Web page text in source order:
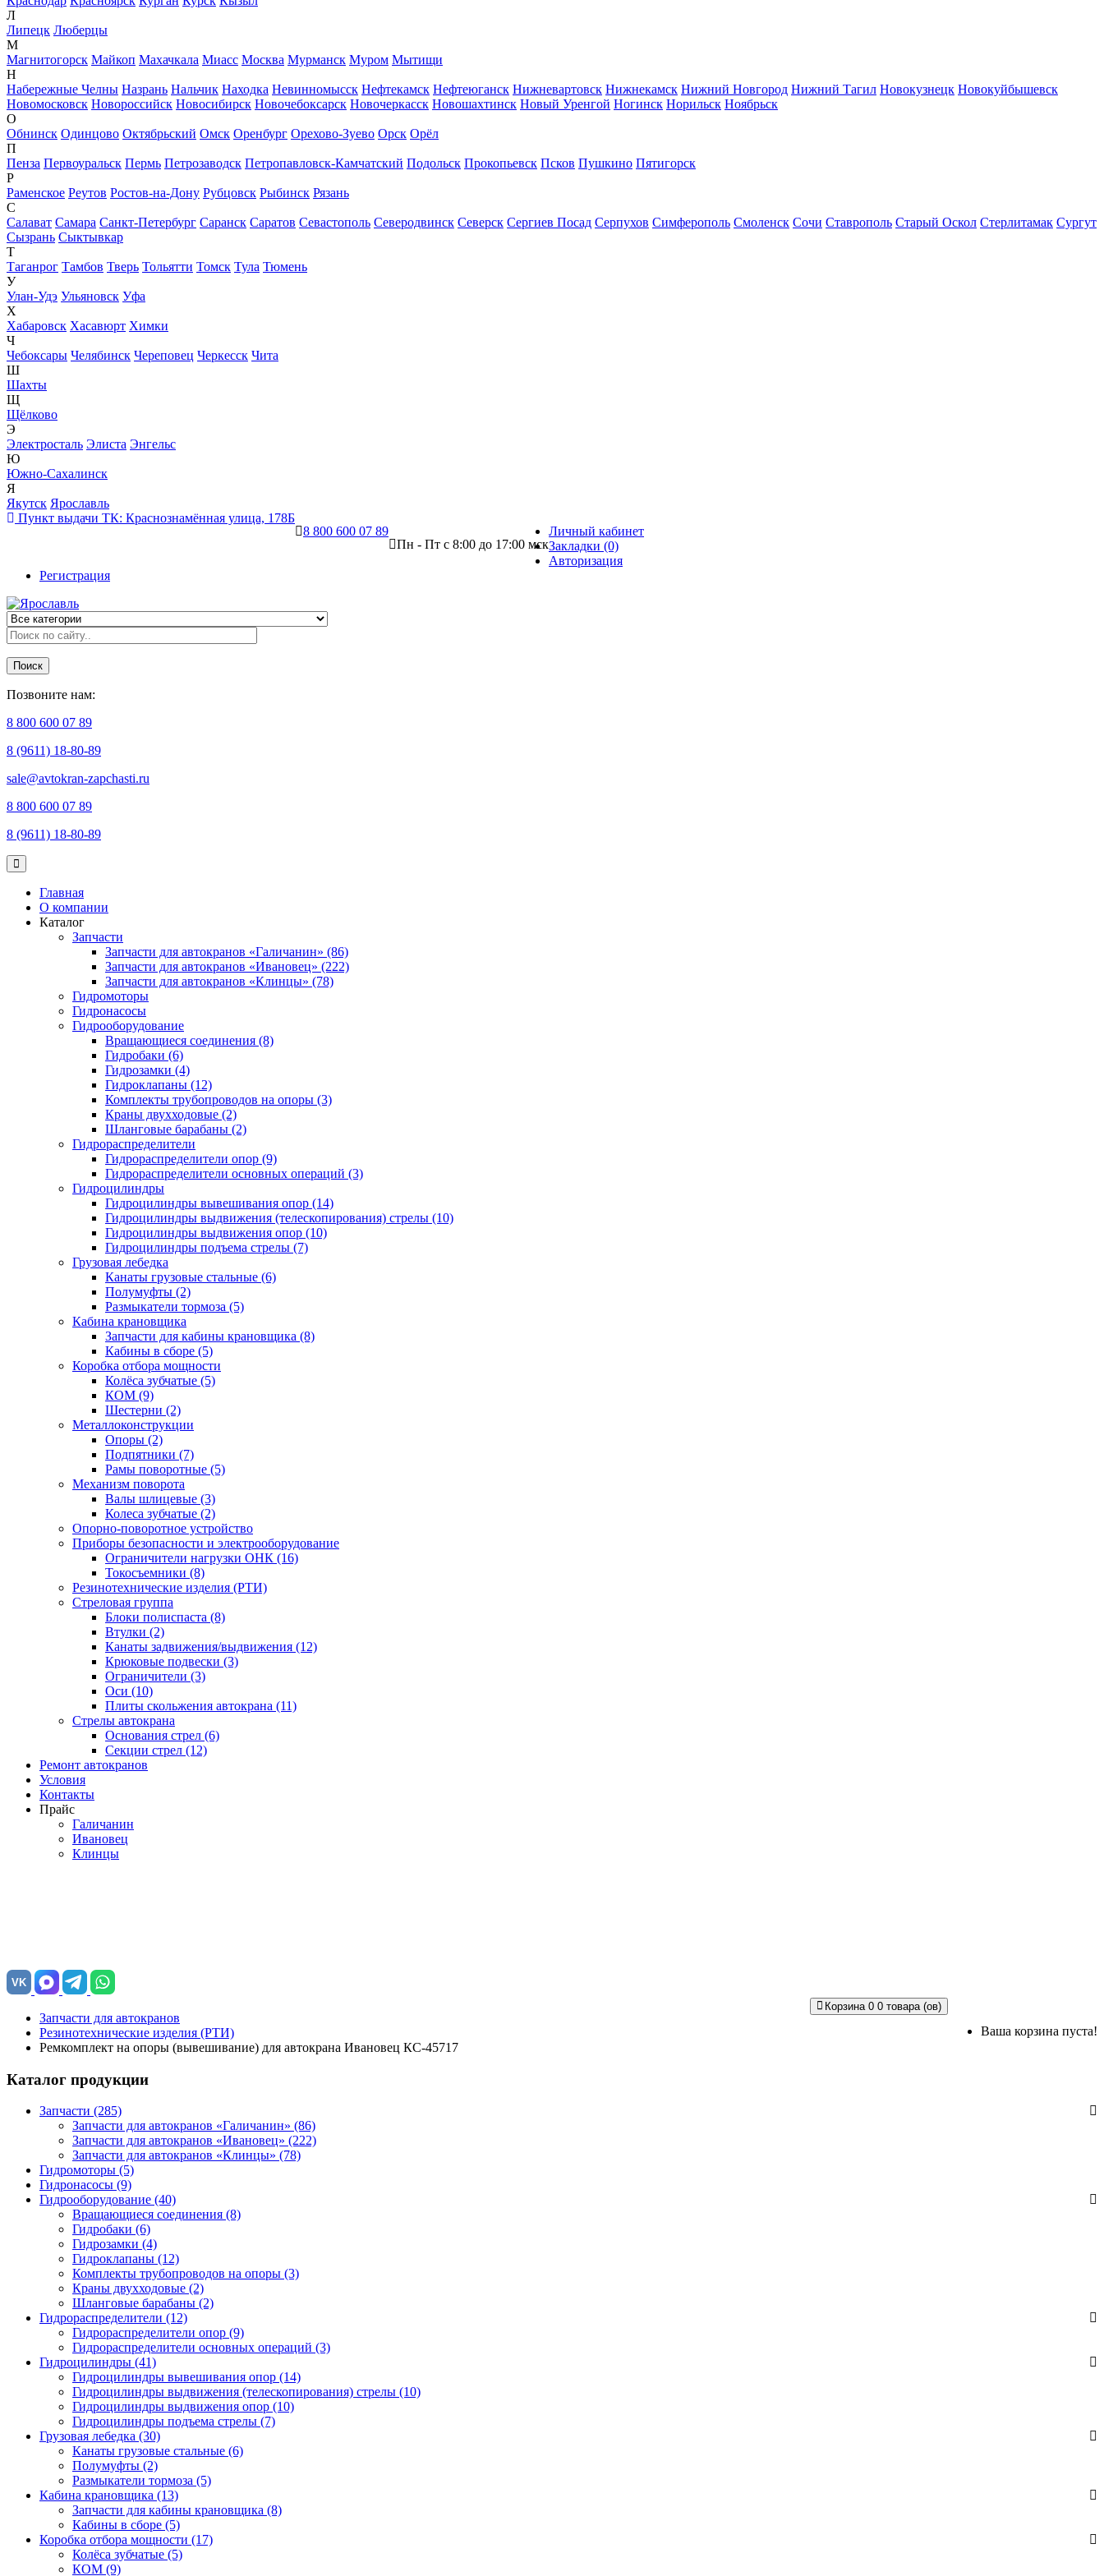
Л
Липецк Люберцы
М
Магнитогорск Майкоп Махачкала Миасс Москва Мурманск Муром Мытищи
Н
Набережные Челны Назрань Нальчик Находка Невинномысск Нефтекамск Нефтеюганск Нижневартовск Нижнекамск Нижний Новгород Нижний Тагил Новокузнецк Новокуйбышевск
Новомосковск Новороссийск Новосибирск Новочебоксарск Новочеркасск Новошахтинск Новый Уренгой Ногинск Норильск Ноябрьск
О
Обнинск Одинцово Октябрьский Омск Оренбург Орехово-Зуево Орск Орёл
П
Пенза Первоуральск Пермь Петрозаводск Петропавловск-Камчатский Подольск Прокопьевск Псков Пушкино Пятигорск
Р
Раменское Реутов Ростов-на-Дону Рубцовск Рыбинск Рязань
С
Салават Самара Санкт-Петербург Саранск Саратов Севастополь Северодвинск Северск Сергиев Посад Серпухов Симферополь Смоленск Сочи Ставрополь Старый Оскол Стерлитамак Сургут
Сызрань Сыктывкар
Т
Таганрог Тамбов Тверь Тольятти Томск Тула Тюмень
У
Улан-Удэ Ульяновск Уфа
Х
Хабаровск Хасавюрт Химки
Ч
Чебоксары Челябинск Череповец Черкесск Чита
Ш
Шахты
Щ
Щёлково
Э
Электросталь Элиста Энгельс
Ю
Южно-Сахалинск
Я
Якутск Ярославль
Пункт выдачи ТК: Краснознамённая улица, 178Б
8 800 600 07 89
Пн - Пт с 8:00 до 17:00 мск
Личный кабинет
Закладки (0)
Авторизация
Регистрация
Поиск
Позвоните нам:
8 800 600 07 89
8 (9611) 18-80-89
sale@avtokran-zapchasti.ru
8 800 600 07 89
8 (9611) 18-80-89
Главная
О компании
Каталог
Запчасти
Запчасти для автокранов «Галичанин» (86)
Запчасти для автокранов «Ивановец» (222)
Запчасти для автокранов «Клинцы» (78)
Гидромоторы
Гидронасосы
Гидрооборудование
Вращающиеся соединения (8)
Гидробаки (6)
Гидрозамки (4)
Гидроклапаны (12)
Комплекты трубопроводов на опоры (3)
Краны двухходовые (2)
Шланговые барабаны (2)
Гидрораспределители
Гидрораспределители опор (9)
Гидрораспределители основных операций (3)
Гидроцилиндры
Гидроцилиндры вывешивания опор (14)
Гидроцилиндры выдвижения (телескопирования) стрелы (10)
Гидроцилиндры выдвижения опор (10)
Гидроцилиндры подъема стрелы (7)
Грузовая лебедка
Канаты грузовые стальные (6)
Полумуфты (2)
Размыкатели тормоза (5)
Кабина крановщика
Запчасти для кабины крановщика (8)
Кабины в сборе (5)
Коробка отбора мощности
Колёса зубчатые (5)
КОМ (9)
Шестерни (2)
Металлоконструкции
Опоры (2)
Подпятники (7)
Рамы поворотные (5)
Механизм поворота
Валы шлицевые (3)
Колеса зубчатые (2)
Опорно-поворотное устройство
Приборы безопасности и электрооборудование
Ограничители нагрузки ОНК (16)
Токосъемники (8)
Резинотехнические изделия (РТИ)
Стреловая группа
Блоки полиспаста (8)
Втулки (2)
Канаты задвижения/выдвижения (12)
Крюковые подвески (3)
Ограничители (3)
Оси (10)
Плиты скольжения автокрана (11)
Стрелы автокрана
Основания стрел (6)
Секции стрел (12)
Ремонт автокранов
Условия
Контакты
Прайс
Галичанин
Ивановец
Клинцы
VK
Корзина 0 0 товара (ов)
Ваша корзина пуста!
Запчасти для автокранов
Резинотехнические изделия (РТИ)
Ремкомплект на опоры (вывешивание) для автокрана Ивановец КС-45717
Каталог продукции
Запчасти (285)
Запчасти для автокранов «Галичанин» (86)
Запчасти для автокранов «Ивановец» (222)
Запчасти для автокранов «Клинцы» (78)
Гидромоторы (5)
Гидронасосы (9)
Гидрооборудование (40)
Вращающиеся соединения (8)
Гидробаки (6)
Гидрозамки (4)
Гидроклапаны (12)
Комплекты трубопроводов на опоры (3)
Краны двухходовые (2)
Шланговые барабаны (2)
Гидрораспределители (12)
Гидрораспределители опор (9)
Гидрораспределители основных операций (3)
Гидроцилиндры (41)
Гидроцилиндры вывешивания опор (14)
Гидроцилиндры выдвижения (телескопирования) стрелы (10)
Гидроцилиндры выдвижения опор (10)
Гидроцилиндры подъема стрелы (7)
Грузовая лебедка (30)
Канаты грузовые стальные (6)
Полумуфты (2)
Размыкатели тормоза (5)
Кабина крановщика (13)
Запчасти для кабины крановщика (8)
Кабины в сборе (5)
Коробка отбора мощности (17)
Колёса зубчатые (5)
КОМ (9)